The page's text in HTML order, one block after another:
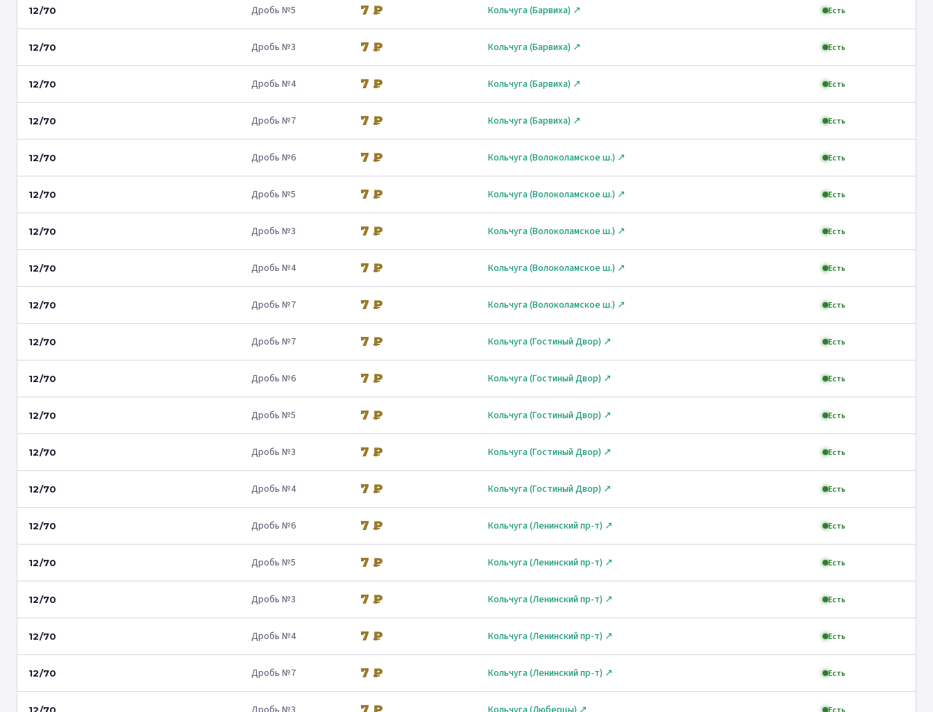
12/70 Дробь №5 7 ₽ Кольчуга (Барвиха) ↗ Есть
12/70 Дробь №3 7 ₽ Кольчуга (Барвиха) ↗ Есть
12/70 Дробь №4 7 ₽ Кольчуга (Барвиха) ↗ Есть
12/70 Дробь №7 7 ₽ Кольчуга (Барвиха) ↗ Есть
12/70 Дробь №6 7 ₽ Кольчуга (Волоколамское ш.) ↗ Есть
12/70 Дробь №5 7 ₽ Кольчуга (Волоколамское ш.) ↗ Есть
12/70 Дробь №3 7 ₽ Кольчуга (Волоколамское ш.) ↗ Есть
12/70 Дробь №4 7 ₽ Кольчуга (Волоколамское ш.) ↗ Есть
12/70 Дробь №7 7 ₽ Кольчуга (Волоколамское ш.) ↗ Есть
12/70 Дробь №7 7 ₽ Кольчуга (Гостиный Двор) ↗ Есть
12/70 Дробь №6 7 ₽ Кольчуга (Гостиный Двор) ↗ Есть
12/70 Дробь №5 7 ₽ Кольчуга (Гостиный Двор) ↗ Есть
12/70 Дробь №3 7 ₽ Кольчуга (Гостиный Двор) ↗ Есть
12/70 Дробь №4 7 ₽ Кольчуга (Гостиный Двор) ↗ Есть
12/70 Дробь №6 7 ₽ Кольчуга (Ленинский пр-т) ↗ Есть
12/70 Дробь №5 7 ₽ Кольчуга (Ленинский пр-т) ↗ Есть
12/70 Дробь №3 7 ₽ Кольчуга (Ленинский пр-т) ↗ Есть
12/70 Дробь №4 7 ₽ Кольчуга (Ленинский пр-т) ↗ Есть
12/70 Дробь №7 7 ₽ Кольчуга (Ленинский пр-т) ↗ Есть